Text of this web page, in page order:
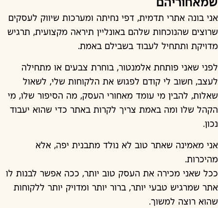
שמאחוריהם
אני בונה אתרי תדמית, דפי נחיתה ומערכות שיווק לעסקים
שרוצים שהנוכחות שלהם באונליין תיראה מקצועית, תרגיש
מדויקת ותתחיל לעבוד בשבילם באמת.
לפני שאני פותחת אלמנטור, בוחרת צבעים או מתחילה
לעצב, חשוב לי קודם לפגוש את הלקוחות שלי, לשאול
שאלות, להבין מי עומד מאחורי העסק, מה הסיפור שלו, מי
הקהל שלו ומה באמת צריך לקרות באתר כדי שהוא יעבוד
נכון.
אני מאמינה שאתר טוב לא נולד מתבנית יפה, אלא
מהיכרות.
ככל שאני מכירה את העסק טוב יותר, ככה אפשר לבנות לו
אתר שמרגיש טבעי יותר, ברור יותר ומדויק יותר ללקוחות
שהוא רוצה למשוך.